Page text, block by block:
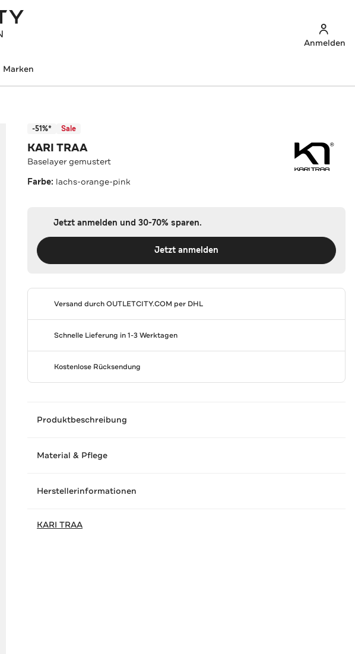
Anmelden
Marken
-51%* Sale
KARI TRAA
Baselayer gemustert
Farbe: lachs-orange-pink
Jetzt anmelden und 30-70% sparen.
Jetzt anmelden
Versand durchOUTLETCITY.COM per DHL
Schnelle Lieferung in 1-3 Werktagen
Kostenlose Rücksendung
Produktbeschreibung
Material & Pflege
Herstellerinformationen
KARI TRAA